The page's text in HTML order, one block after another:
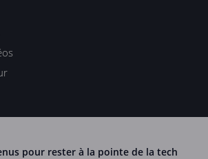
pour rester à la pointe de la tech